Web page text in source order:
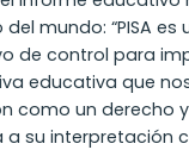
mundo: “PISA es
de control para
educativa que
como un derecho
a su interpretación